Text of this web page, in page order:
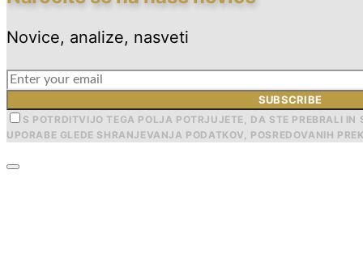
Novice, analize, nasveti
SUBSCRIBE
S POTRDITVIJO TEGA POLJA POTRJUJETE, DA STE PREBRALI IN
UPORABE GLEDE SHRANJEVANJA PODATKOV, POSREDOVANIH